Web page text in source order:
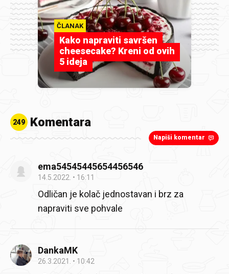
ČLANAK
Kako napraviti savršen
cheesecake? Kreni od ovih
5 ideja
249 Komentara
Napiši komentar
ema54545445654456546
14.5.2022. 16:11
Odličan je kolač jednostavan i brz za
napraviti sve pohvale
DankaMK
26.3.2021. 10:42